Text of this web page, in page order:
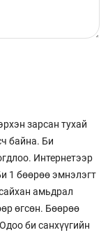
зарсан тухай
байна. Би
Интернетээр
1 бөөрөө эмнэлэгт
амьдрал
өгсөн. Бөөрөө
би санхүүгийн